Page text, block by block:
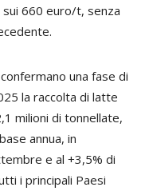
660 euro/t, senza
una fase di
la raccolta di latte
milioni di tonnellate,
annua, in
e al +3,5% di
i principali Paesi